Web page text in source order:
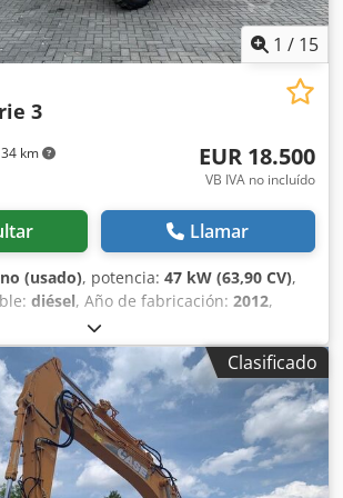
1 / 15
km
3
EUR 18.500
VB IVA no incluído
Llamar
(usado), potencia: 47 kW (63,90 CV),
diésel, Año de fabricación: 2012,
1.060 h
con 2 pedales - Cabina cerrada =
Uaovor Serie CASE 121E, modelo 3
2012 – 1.060 horas de
cargadora de la serie CASE 121E,
fabricación: 2012. La máquina se
estado y solo tiene 1.060 horas de
máquina se encuentra en buen estado
Clasificado